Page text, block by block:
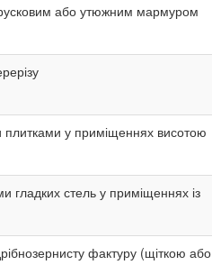
або утюжним мармуром
у приміщеннях висотою
гладких стель у приміщеннях із
фактуру (щіткою або